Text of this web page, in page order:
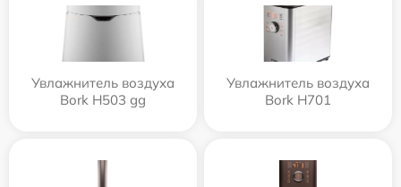
Увлажнитель воздуха
Bork H503 gg
Увлажнитель воздуха
Bork H701